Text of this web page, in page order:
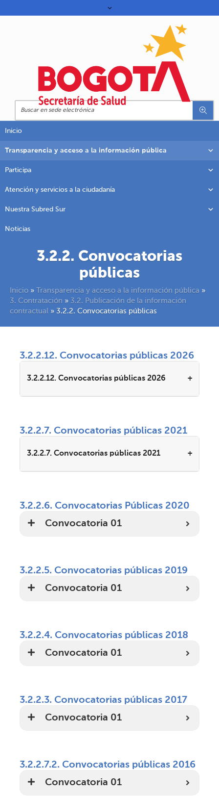
Inicio
Transparencia y acceso a la información pública
Participa
Atención y servicios a la ciudadanía
Nuestra Subred Sur
Noticias
3.2.2. Convocatorias
públicas
Inicio » Transparencia y acceso a la información pública »
3. Contratación » 3.2. Publicación de la información
contractual » 3.2.2. Convocatorias públicas
3.2.2.12. Convocatorias públicas 2026
3.2.2.12. Convocatorias públicas 2026
3.2.2.7. Convocatorias públicas 2021
3.2.2.7. Convocatorias públicas 2021
3.2.2.6. Convocatorias Públicas 2020
Convocatoria 01
3.2.2.5. Convocatorias públicas 2019
Convocatoria 01
3.2.2.4. Convocatorias públicas 2018
Convocatoria 01
3.2.2.3. Convocatorias públicas 2017
Convocatoria 01
3.2.2.7.2. Convocatorias públicas 2016
Convocatoria 01